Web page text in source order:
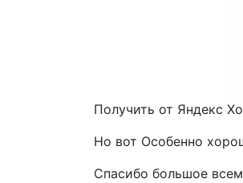
Получить от Яндекс
Но вот Особенно
Спасибо большое